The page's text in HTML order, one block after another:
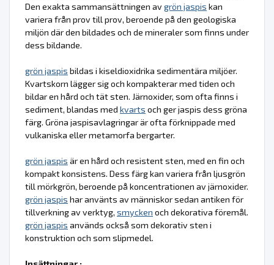
Den exakta sammansättningen avgrön jaspis kan
variera från prov till prov, beroende på den geologiska
miljön där den bildades och de mineraler som finns under
dess bildande.
grön jaspis bildas i kiseldioxidrika sedimentära miljöer.
Kvartskorn lägger sig och kompakterar med tiden och
bildar en hård och tät sten. Järnoxider, som ofta finns i
sediment, blandas med kvarts och ger jaspis dess gröna
färg. Gröna jaspisavlagringar är ofta förknippade med
vulkaniska eller metamorfa bergarter.
grön jaspis är en hård och resistent sten, med en fin och
kompakt konsistens. Dess färg kan variera från ljusgrön
till mörkgrön, beroende på koncentrationen av järnoxider.
grön jaspis har använts av människor sedan antiken för
tillverkning av verktyg, smycken och dekorativa föremål.
grön jaspis används också som dekorativ sten i
konstruktion och som slipmedel.